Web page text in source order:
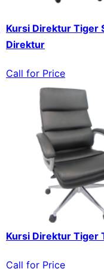
Kursi Direktur Tiger
Direktur
Call for Price
Kursi Direktur Tiger
Call for Price